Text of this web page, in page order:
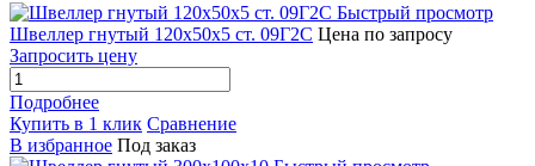
Быстрый просмотр
Швеллер гнутый 120х50х5 ст. 09Г2С Цена по запросу
Запросить цену
Подробнее
Купить в 1 клик Сравнение
В избранное Под заказ